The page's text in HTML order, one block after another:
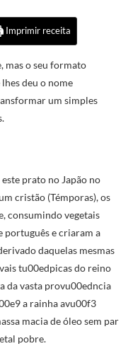
Imprimir receita
mas o seu formato
deu o nome
um simples
prato no Japão no
cristão (Témporas), os
consumindo vegetais
português e criaram a
daquelas mesmas
tu00edpicas do reino
da vasta provu00edncia
a rainha avu00f3
macia de óleo sem par
pobre.